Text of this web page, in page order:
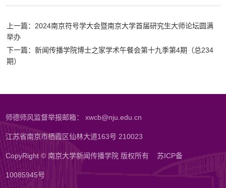
上一篇：2024南京符号学大会暨南京大学首届研究生大师论坛圆满
举办
下一篇：新闻传播学院博士之家学术午餐会第十九季第4期（总234
期）
师德师风监督举报邮箱： xwcb@nju.edu.cn
江苏省南京市栖霞区仙林大道163号 210023
CopyRight © 南京大学新闻传播学院 版权所有苏ICP备
10085945号